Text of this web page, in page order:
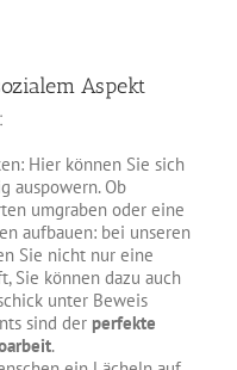
Aspekt
Hier können Sie sich
auspowern. Ob
umgraben oder eine
aufbauen: bei unseren
Sie nicht nur eine
Sie können dazu auch
unter Beweis
sind der perfekte
.